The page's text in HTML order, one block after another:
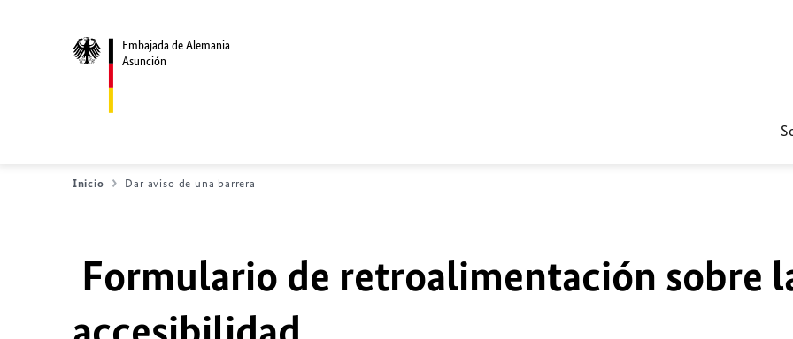
Embajada de Alemania
Asunción
Inicio Dar aviso de una barrera
Formulario de retroalimentación sobre